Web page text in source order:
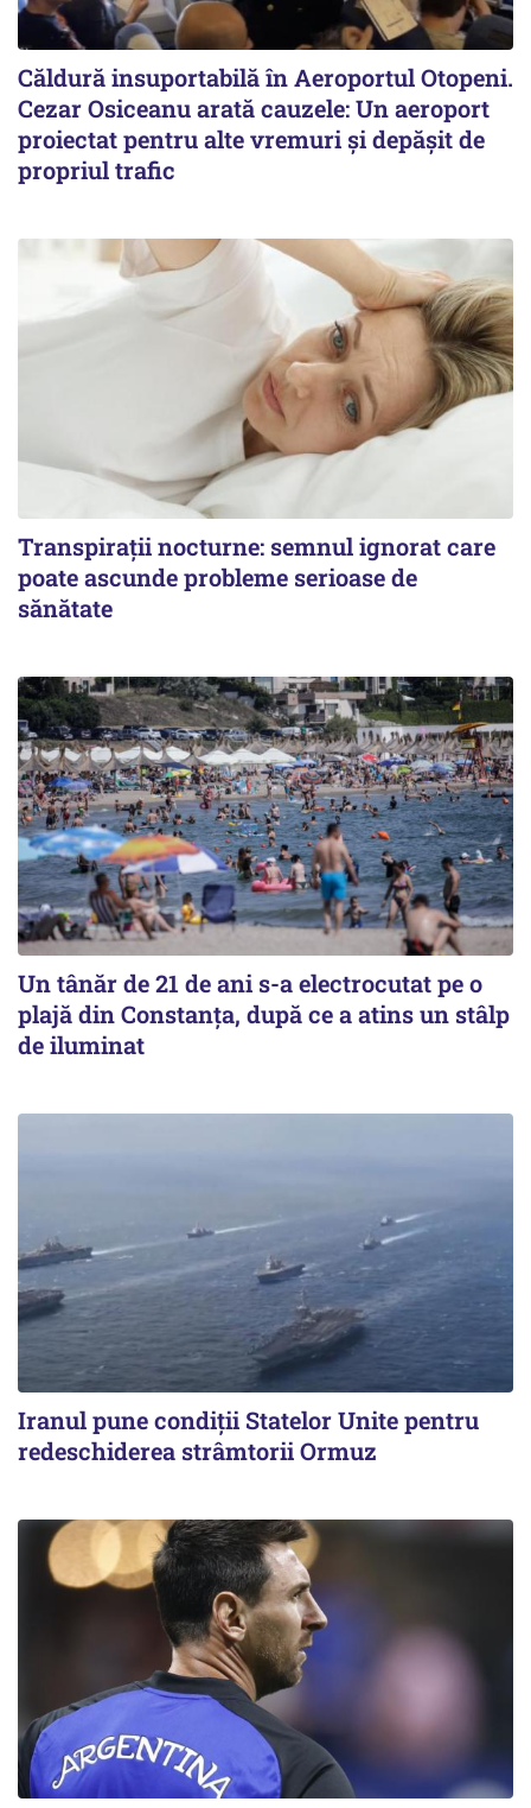
Căldură insuportabilă în Aeroportul Otopeni.
Cezar Osiceanu arată cauzele: Un aeroport
proiectat pentru alte vremuri și depășit de
propriul trafic
Transpirații nocturne: semnul ignorat care
poate ascunde probleme serioase de
sănătate
Un tânăr de 21 de ani s-a electrocutat pe o
plajă din Constanța, după ce a atins un stâlp
de iluminat
Iranul pune condiții Statelor Unite pentru
redeschiderea strâmtorii Ormuz